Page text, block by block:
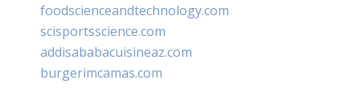
foodscienceandtechnology.com
scisportsscience.com
addisababacuisineaz.com
burgerimcamas.com